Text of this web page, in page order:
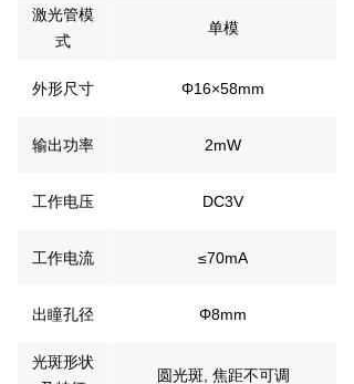
激光管模
式
单模
外形尺寸 Φ16×58mm
输出功率 2mW
工作电压 DC3V
工作电流 ≤70mA
出瞳孔径 Φ8mm
光斑形状
圆光斑, 焦距不可调